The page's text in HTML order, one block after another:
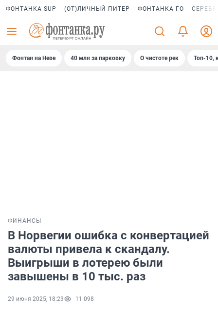
ФОНТАНКА SUP (ОТ)ЛИЧНЫЙ ПИТЕР ФОНТАНКА ГО
Фонтан на Неве 40 млн за парковку О чистоте рек Топ-10,
ФИНАНСЫ
В Норвегии ошибка с конвертацией
валюты привела к скандалу.
Выигрыши в лотерею были
завышены в 10 тыс. раз
29 июня 2025, 18:23 11 098